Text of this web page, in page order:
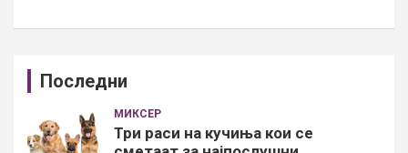
Последни
МИКСЕР
Три раси на кучиња кои се